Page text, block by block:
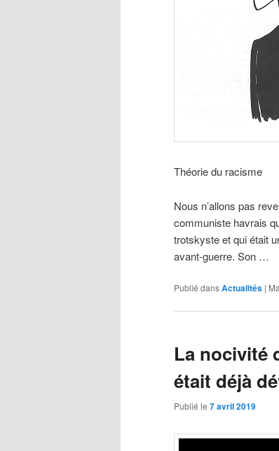
Théorie du racisme
Nous n’allons pas
communiste havrais
trotskyste et qui était
avant-guerre. Son …
Publié dansActualités |
La nocivité
était déjà
Publié le 7 avril 2019